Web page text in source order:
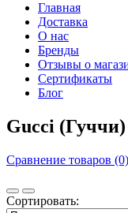
Главная
Доставка
О нас
Бренды
Отзывы о
Сертификаты
Блог
Gucci (Гуччи)
Сравнение товаров (0)
Сортировать: